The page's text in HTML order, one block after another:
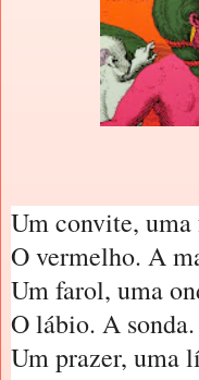
Um convite, uma
O vermelho. A
Um farol, uma
O lábio. A sonda.
Um prazer, uma